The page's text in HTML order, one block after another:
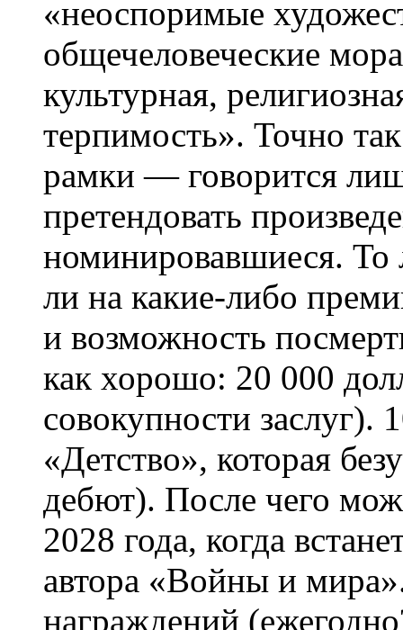
«неоспоримые
общечеловеческие
культурная,
терпимость». Точно
рамки — говорится
претендовать
номинировавшиеся.
ли на какие-либо
и возможность
как хорошо: 20 000
совокупности
«Детство», которая
дебют). После чего
2028 года, когда
автора «Войны и
награждений